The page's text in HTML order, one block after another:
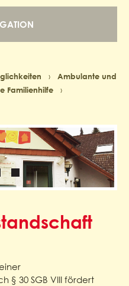
› Ambulante und
Familienhilfe ›
§ 30 SGB VIII fördert